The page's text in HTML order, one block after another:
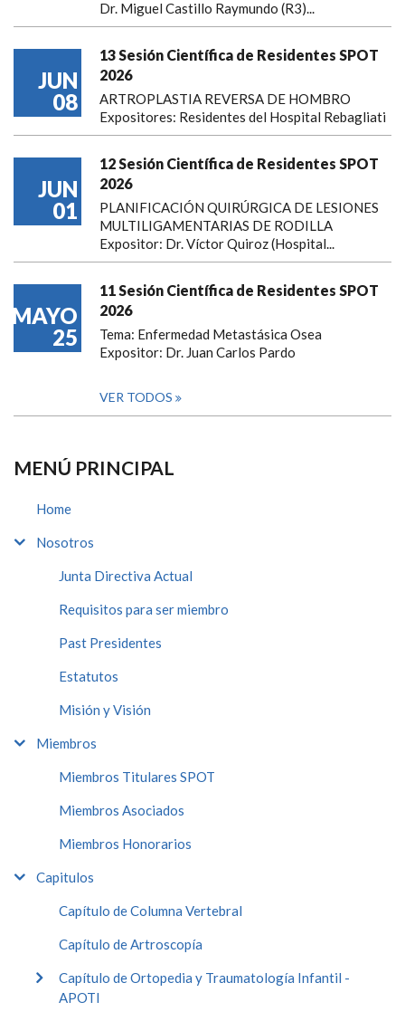
Dr. Miguel Castillo Raymundo (R3)...
JUN
08
13 Sesión Científica de Residentes SPOT
2026
ARTROPLASTIA REVERSA DE HOMBRO
Expositores: Residentes del Hospital Rebagliati
JUN
01
12 Sesión Científica de Residentes SPOT
2026
PLANIFICACIÓN QUIRÚRGICA DE LESIONES
MULTILIGAMENTARIAS DE RODILLA
Expositor: Dr. Víctor Quiroz (Hospital...
MAYO
25
11 Sesión Científica de Residentes SPOT
2026
Tema: Enfermedad Metastásica Osea
Expositor: Dr. Juan Carlos Pardo
VER TODOS
MENÚ PRINCIPAL
Home
Nosotros
Junta Directiva Actual
Requisitos para ser miembro
Past Presidentes
Estatutos
Misión y Visión
Miembros
Miembros Titulares SPOT
Miembros Asociados
Miembros Honorarios
Capitulos
Capítulo de Columna Vertebral
Capítulo de Artroscopía
Capítulo de Ortopedia y Traumatología Infantil -
APOTI